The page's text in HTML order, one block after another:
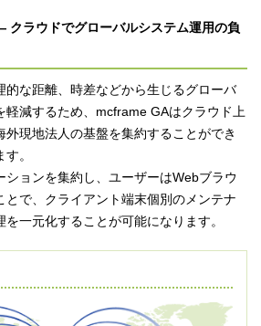
ラウドでグローバルシステム運用の負
的な距離、時差などから生じるグローバ
軽減するため、mcframe GAはクラウド上
外現地法人の基盤を集約することができ
。
ションを集約し、ユーザーはWebブラウ
とで、クライアント端末個別のメンテナ
一元化することが可能になります。